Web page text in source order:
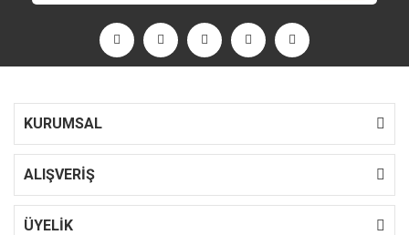
KURUMSAL
ALIŞVERİŞ
ÜYELİK